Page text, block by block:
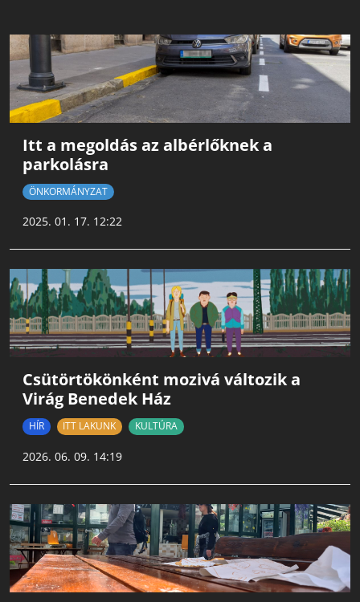
Itt a megoldás az albérlőknek a
parkolásra
ÖNKORMÁNYZAT
2025. 01. 17. 12:22
Csütörtökönként mozivá változik a
Virág Benedek Ház
HÍR ITT LAKUNK KULTÚRA
2026. 06. 09. 14:19